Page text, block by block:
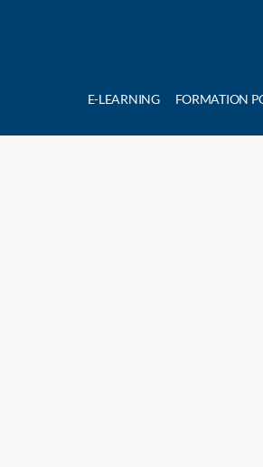
E-LEARNING FORMATION